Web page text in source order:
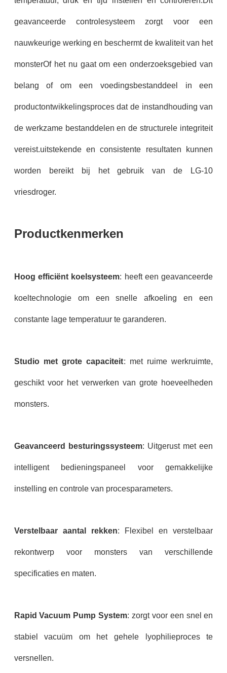
geavanceerde controlesysteem zorgt voor een
nauwkeurige werking en beschermt de kwaliteit van het
monsterOf het nu gaat om een onderzoeksgebied van
belang of om een voedingsbestanddeel in een
productontwikkelingsproces dat de instandhouding van
de werkzame bestanddelen en de structurele integriteit
vereist.uitstekende en consistente resultaten kunnen
worden bereikt bij het gebruik van de LG-10
vriesdroger.
Productkenmerken
Hoog efficiënt koelsysteem: heeft een geavanceerde
koeltechnologie om een snelle afkoeling en een
constante lage temperatuur te garanderen.
Studio met grote capaciteit: met ruime werkruimte,
geschikt voor het verwerken van grote hoeveelheden
monsters.
Geavanceerd besturingssysteem: Uitgerust met een
intelligent bedieningspaneel voor gemakkelijke
instelling en controle van procesparameters.
Verstelbaar aantal rekken: Flexibel en verstelbaar
rekontwerp voor monsters van verschillende
specificaties en maten.
Rapid Vacuum Pump System: zorgt voor een snel en
stabiel vacuüm om het gehele lyophilieproces te
versnellen.